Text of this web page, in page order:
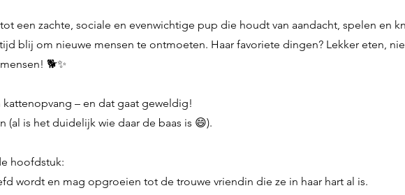
een zachte, sociale en evenwichtige pup die houdt van aandacht, spelen en
blij om nieuwe mensen te ontmoeten. Haar favoriete dingen? Lekker eten,
🐕✨
– en dat gaat geweldig!
(al is het duidelijk wie daar de baas is 😄).
hoofdstuk:
wordt en mag opgroeien tot de trouwe vriendin die ze in haar hart al is.